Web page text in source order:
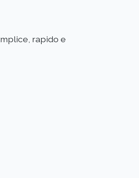
rapido e